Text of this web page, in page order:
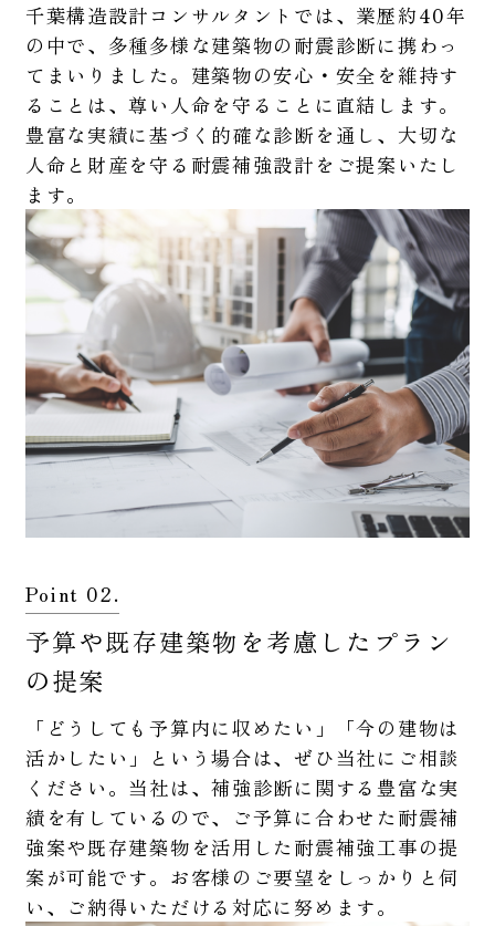
千葉構造設計コンサルタントでは、業歴約40年
の中で、多種多様な建築物の耐震診断に携わっ
てまいりました。建築物の安心・安全を維持す
ることは、尊い人命を守ることに直結します。
豊富な実績に基づく的確な診断を通し、大切な
人命と財産を守る耐震補強設計をご提案いたし
ます。
Point 02.
予算や既存建築物を考慮したプラン
の提案
「どうしても予算内に収めたい」「今の建物は
活かしたい」という場合は、ぜひ当社にご相談
ください。当社は、補強診断に関する豊富な実
績を有しているので、ご予算に合わせた耐震補
強案や既存建築物を活用した耐震補強工事の提
案が可能です。お客様のご要望をしっかりと伺
い、ご納得いただける対応に努めます。